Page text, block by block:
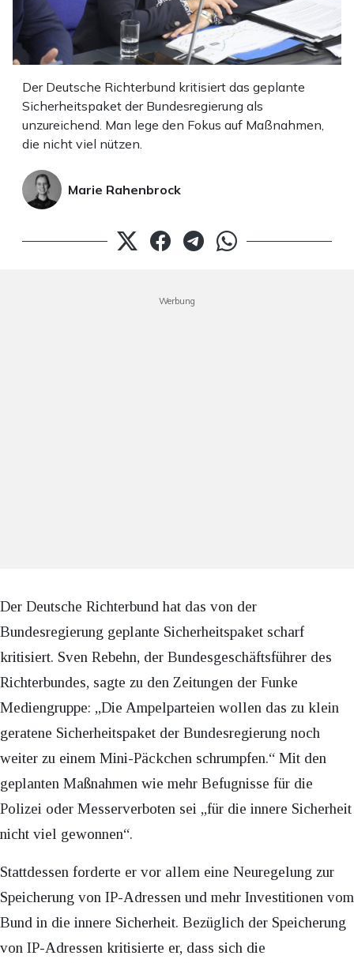
Der Deutsche Richterbund kritisiert das geplante
Sicherheitspaket der Bundesregierung als
unzureichend. Man lege den Fokus auf Maßnahmen,
die nicht viel nützen.
Marie Rahenbrock
Werbung
Der Deutsche Richterbund hat das von der
Bundesregierung geplante Sicherheitspaket scharf
kritisiert. Sven Rebehn, der Bundesgeschäftsführer des
Richterbundes, sagte zu den Zeitungen der Funke
Mediengruppe: „Die Ampelparteien wollen das zu klein
geratene Sicherheitspaket der Bundesregierung noch
weiter zu einem Mini-Päckchen schrumpfen.“ Mit den
geplanten Maßnahmen wie mehr Befugnisse für die
Polizei oder Messerverboten sei „für die innere Sicherheit
nicht viel gewonnen“.
Stattdessen forderte er vor allem eine Neuregelung zur
Speicherung von IP-Adressen und mehr Investitionen vom
Bund in die innere Sicherheit. Bezüglich der Speicherung
von IP-Adressen kritisierte er, dass sich die